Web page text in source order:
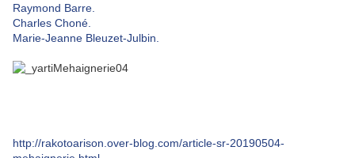
Raymond Barre.
Charles Choné.
Marie-Jeanne Bleuzet-Julbin.
http://rakotoarison.over-blog.com/article-sr-20190504-